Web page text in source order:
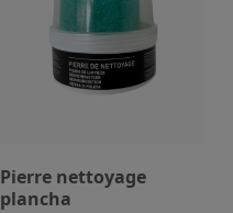
Pierre nettoyage
plancha